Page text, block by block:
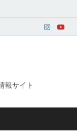
報サイト